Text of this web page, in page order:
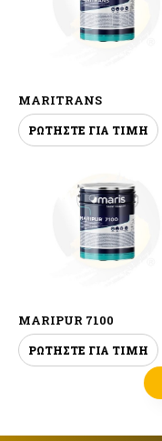
MARITRANS
ΡΩΤΗΣΤΕ ΓΙΑ ΤΙΜΗ
MARIPUR 7100
ΡΩΤΗΣΤΕ ΓΙΑ ΤΙΜΗ